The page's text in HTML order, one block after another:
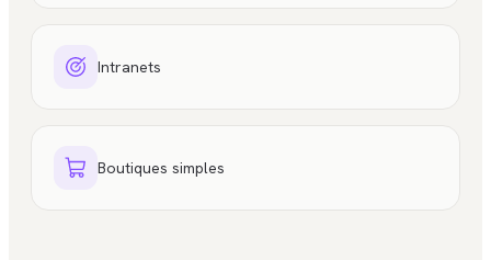
Intranets
Boutiques simples